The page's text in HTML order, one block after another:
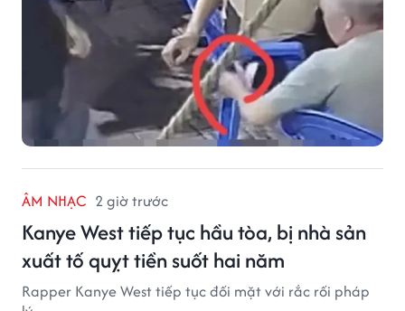
ÂM NHẠC 2 giờ trước
Kanye West tiếp tục hầu tòa, bị nhà sản
xuất tố quỵt tiền suốt hai năm
Rapper Kanye West tiếp tục đối mặt với rắc rối pháp